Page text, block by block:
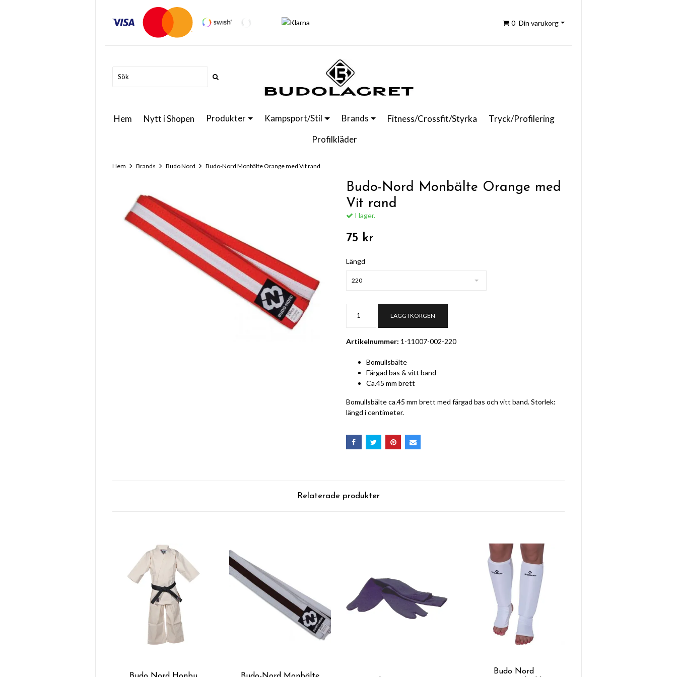
0 Din varukorg
Hem Nytt i Shopen Produkter Kampsport/Stil Brands Fitness/Crossfit/Styrka
Tryck/Profilering
Profilkläder
Hem Brands Budo Nord Budo-Nord Monbälte Orange med Vit rand
Budo-Nord Monbälte Orange med
Vit rand
I lager.
75 kr
Längd
220
LÄGG I KORGEN
Artikelnummer: 1-11007-002-220
Bomullsbälte
Färgad bas & vitt band
Ca.45 mm brett
Bomullsbälte ca.45 mm brett med färgad bas och vitt band. Storlek:
längd i centimeter.
Relaterade produkter
Budo Nord